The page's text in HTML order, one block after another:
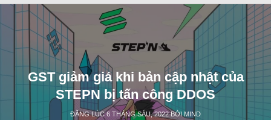
GST giảm giá khi bản cập nhật của
STEPN bị tấn công DDOS
ĐĂNG LÚC6 THÁNG SÁU, 2022BỞI MIND